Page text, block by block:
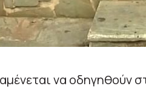
να οδηγηθούν